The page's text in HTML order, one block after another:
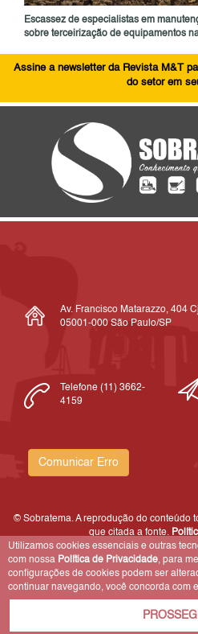
Escassez de especialistas em
sobre terceirização de equipamentos
Assine a newsletter da Revista M&T
do setor em
Av. Francisco Matarazzo, 404
05001-000 São Paulo/SP
Telefone (11) 3662-
4159
Comunicar Erro
© Sobratema. A reprodução do conteúdo
que citada a fonte.
Utilizamos cookies essenciais e outras
com nossa Política de Privacidade, para
configurações de cookies podem ser
continuar navegando, você concorda com